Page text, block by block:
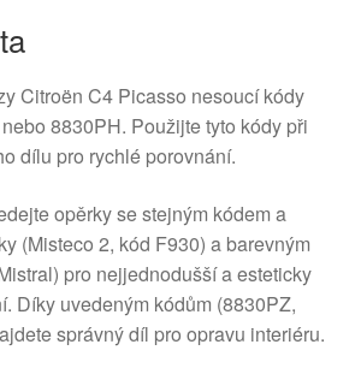
Citroën C4 Picasso nesoucí kódy
8830PH. Použijte tyto kódy při
dílu pro rychlé porovnání.
opěrky se stejným kódem a
(Misteco 2, kód F930) a barevným
pro nejjednodušší a esteticky
Díky uvedeným kódům (8830PZ,
správný díl pro opravu interiéru.